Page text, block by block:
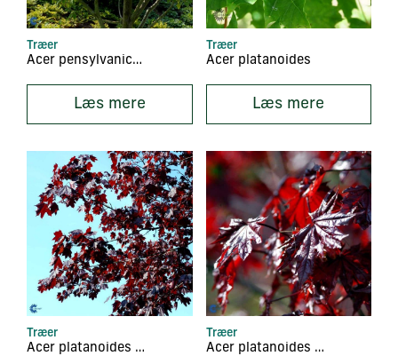
Træer
Acer pensylvanicum
Læs mere
Træer
Acer platanoides
Læs mere
Træer
Acer platanoides ‘Crimson King’
Træer
Acer platanoides ‘Crimson Sentry’